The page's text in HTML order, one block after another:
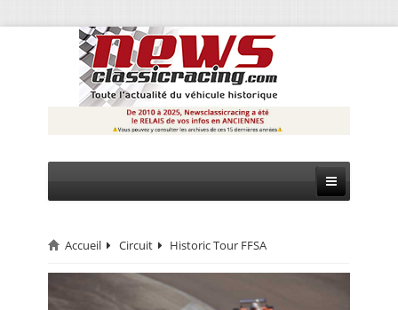
CIRCUIT
Accueil Circuit Historic Tour FFSA